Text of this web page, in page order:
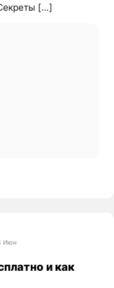
[…]
Июн
и как